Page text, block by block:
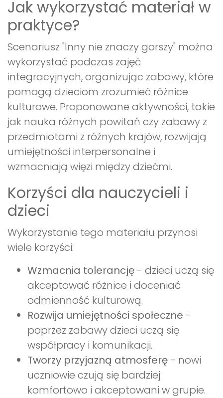
Jak wykorzystać materiał w
praktyce?
Scenariusz "Inny nie znaczy gorszy" można
wykorzystać podczas zajęć
integracyjnych, organizując zabawy, które
pomogą dzieciom zrozumieć różnice
kulturowe. Proponowane aktywności, takie
jak nauka różnych powitań czy zabawy z
przedmiotami z różnych krajów, rozwijają
umiejętności interpersonalne i
wzmacniają więzi między dziećmi.
Korzyści dla nauczycieli i
dzieci
Wykorzystanie tego materiału przynosi
wiele korzyści:
Wzmacnia tolerancję - dzieci uczą się
akceptować różnice i doceniać
odmienność kulturową.
Rozwija umiejętności społeczne -
poprzez zabawy dzieci uczą się
współpracy i komunikacji.
Tworzy przyjazną atmosferę - nowi
uczniowie czują się bardziej
komfortowo i akceptowani w grupie.